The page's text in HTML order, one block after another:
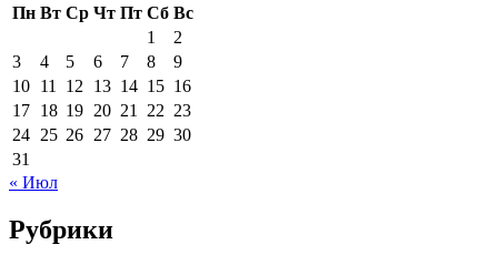
Пн Вт Ср Чт Пт Сб Вс
1
2
3
4 5 6 7 8
9
10 11 12 13 14 15 16
17 18 19 20 21 22 23
24 25 26 27 28 29 30
31
« Июл
Рубрики